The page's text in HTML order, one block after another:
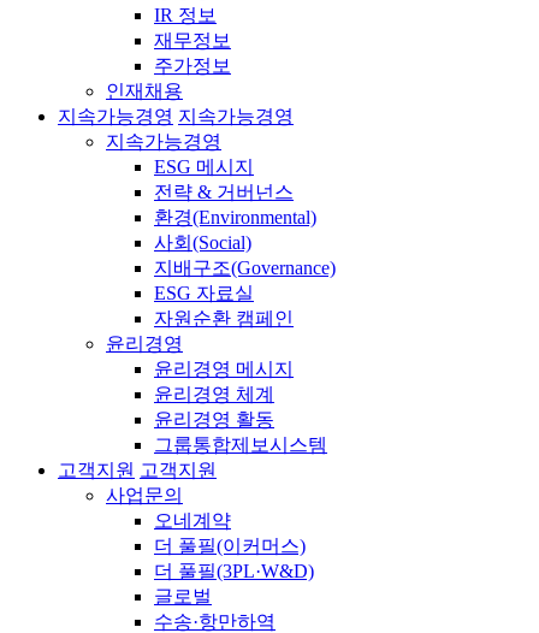
IR 정보
재무정보
주가정보
인재채용
지속가능경영 지속가능경영
지속가능경영
ESG 메시지
전략 & 거버넌스
환경(Environmental)
사회(Social)
지배구조(Governance)
ESG 자료실
자원순환 캠페인
윤리경영
윤리경영 메시지
윤리경영 체계
윤리경영 활동
그룹통합제보시스템
고객지원 고객지원
사업문의
오네계약
더 풀필(이커머스)
더 풀필(3PL·W&D)
글로벌
수송·항만하역